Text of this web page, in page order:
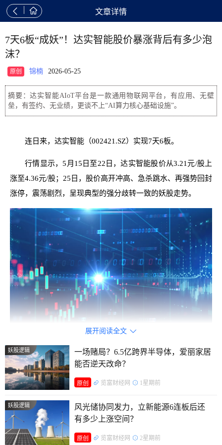
  文章详情
7天6板“成妖”！达实智能股价暴涨背后有多少泡
沫？
原创 锦楠 2026-05-25
摘要：达实智能AIoT平台是一款通用物联网平台，有应用、无壁
垒，有签约、无业绩，更谈不上“AI算力核心基础设施”。
连日来，达实智能（002421.SZ）实现7天6板。
行情显示，5月15日至22日，达实智能股价从3.21元/股上
涨至4.36元/股；25日，股价高开冲高、急杀跳水、再强势回封
涨停，震荡剧烈，呈现典型的强分歧转一致的妖股走势。
市场将达实智能包装成“液冷+算力节能+‘东数西算’”核心
标的，但事实是，达实智能不涉及相关元器件研发与生产，仅
做低端设备集成、机房运维配套业务。在此基础上公司却将数
据中心、液冷、机器人、AI应用、数字孪生等热门概念一举囊
括，题材炒作意味浓烈。
展开阅读全文 
妖股逻辑
一场赌局？6.5亿跨界半导体，爱丽家居
能否逆天改命？
原创 览富财经网 1星期前
妖股逻辑
风光储协同发力，立新能源6连板后还
有多少上涨空间？
原创 览富财经网 2星期前